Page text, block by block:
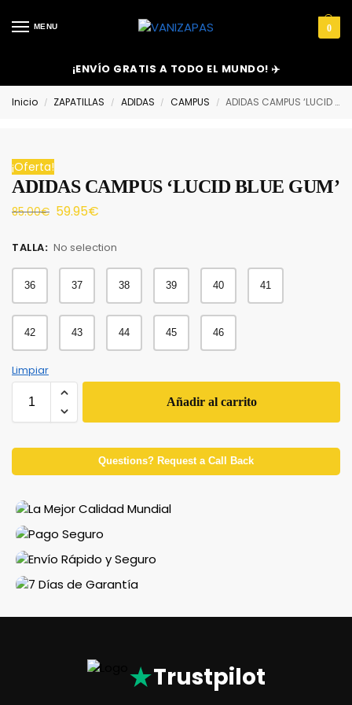
MENU 0
¡ENVÍO GRATIS A TODO EL MUNDO! ✈️
Inicio / ZAPATILLAS / ADIDAS / CAMPUS / ADIDAS CAMPUS ‘LUCID BLUE GUM’
¡Oferta!
ADIDAS CAMPUS ‘LUCID BLUE GUM’
85.00€ 59.95€
TALLA: No selection
36 37 38 39 40 41
42 43 44 45 46
Limpiar
Añadir al carrito
Questions? Request a Call Back
★Trustpilot